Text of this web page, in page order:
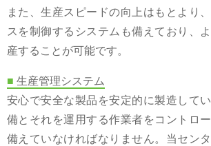
また、生産スピードの向上はもとより
スを制御するシステムも備えており、
産することが可能です。
■ 生産管理システム
安心で安全な製品を安定的に製造して
備とそれを運用する作業者をコントロ
備えていなければなりません。当セン